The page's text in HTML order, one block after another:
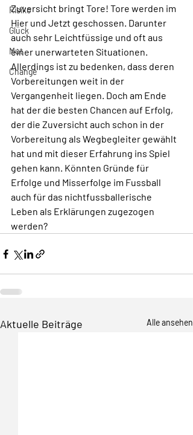
Risiko
Glück
Mut
Change
Zuversicht bringt Tore! Tore werden im
Hier und Jetzt geschossen. Darunter
auch sehr Leichtfüssige und oft aus
einer unerwarteten Situationen.
Allerdings ist zu bedenken, dass deren
Vorbereitungen weit in der
Vergangenheit liegen. Doch am Ende
hat der die besten Chancen auf Erfolg,
der die Zuversicht auch schon in der
Vorbereitung als Wegbegleiter gewählt
hat und mit dieser Erfahrung ins Spiel
gehen kann. Könnten Gründe für
Erfolge und Misserfolge im Fussball
auch für das nichtfussballerische
Leben als Erklärungen zugezogen
werden?
Aktuelle Beiträge Alle ansehen